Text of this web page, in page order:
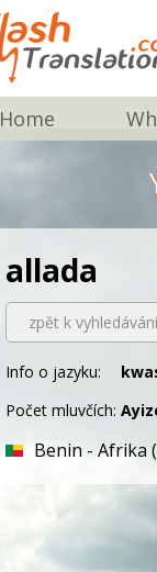
Home
allada
zpět k vyhledávání
Info o jazyku:
Počet mluvčích:
Benin - Afrika